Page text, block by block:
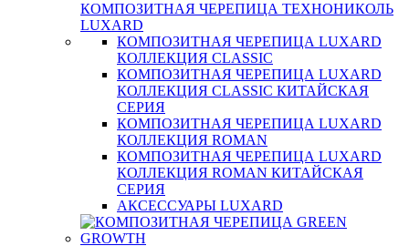
КОМПОЗИТНАЯ ЧЕРЕПИЦА ТЕХНОНИКОЛЬ
LUXARD
КОМПОЗИТНАЯ ЧЕРЕПИЦА LUXARD
КОЛЛЕКЦИЯ CLASSIC
КОМПОЗИТНАЯ ЧЕРЕПИЦА LUXARD
КОЛЛЕКЦИЯ CLASSIC КИТАЙСКАЯ
СЕРИЯ
КОМПОЗИТНАЯ ЧЕРЕПИЦА LUXARD
КОЛЛЕКЦИЯ ROMAN
КОМПОЗИТНАЯ ЧЕРЕПИЦА LUXARD
КОЛЛЕКЦИЯ ROMAN КИТАЙСКАЯ
СЕРИЯ
АКСЕССУАРЫ LUXARD